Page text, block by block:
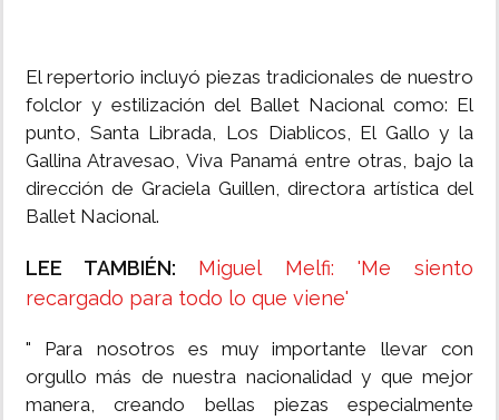
El repertorio incluyó piezas tradicionales de nuestro
folclor y estilización del Ballet Nacional como: El
punto, Santa Librada, Los Diablicos, El Gallo y la
Gallina Atravesao, Viva Panamá entre otras, bajo la
dirección de Graciela Guillen, directora artística del
Ballet Nacional.
LEE TAMBIÉN: Miguel Melfi: 'Me siento
recargado para todo lo que viene'
" Para nosotros es muy importante llevar con
orgullo más de nuestra nacionalidad y que mejor
manera, creando bellas piezas especialmente